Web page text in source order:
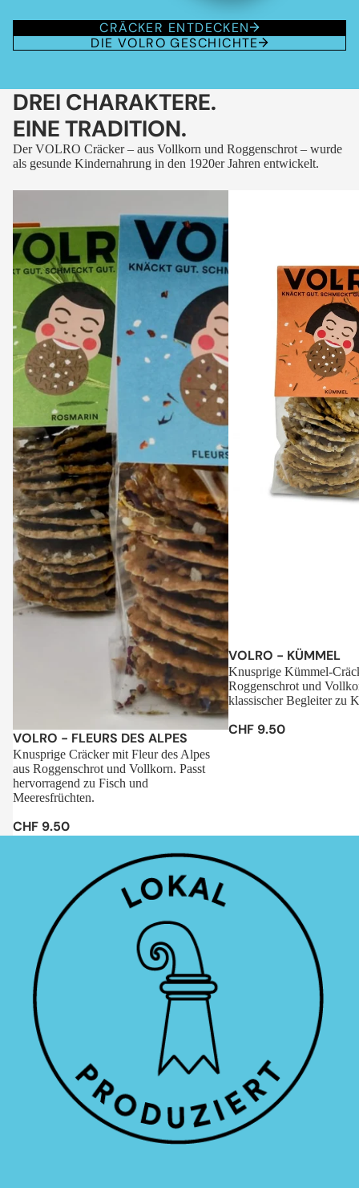
CRÄCKER ENTDECKEN
DIE VOLRO GESCHICHTE
DREI CHARAKTERE.
EINE TRADITION.
Der VOLRO Cräcker – aus Vollkorn und Roggenschrot – wurde
als gesunde Kindernahrung in den 1920er Jahren entwickelt.
FLEURS
DES
ALPES
Sale
VOLRO - FLEURS DES ALPES
Knusprige Cräcker mit Fleur des Alpes
aus Roggenschrot und Vollkorn. Passt
hervorragend zu Fisch und
Meeresfrüchten.
CHF 9.50
KÜMMEL
Sale
VOLRO - KÜMMEL
Knusprige Kümmel-
Roggenschrot und
klassischer Begleiter zu
CHF 9.50